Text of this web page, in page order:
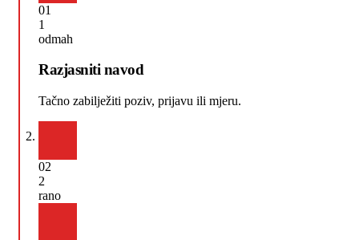
01
1
odmah
Razjasniti navod
Tačno zabilježiti poziv, prijavu ili mjeru.
02
2
rano